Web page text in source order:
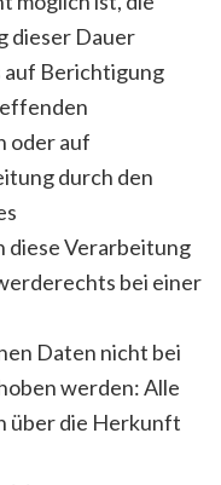
dieser Dauer
auf Berichtigung
oder auf
durch den
diese Verarbeitung
bei einer
Daten nicht bei
werden: Alle
über die Herkunft